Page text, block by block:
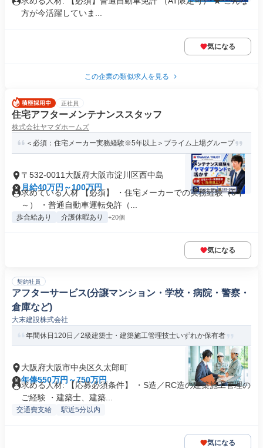
方が今活躍していま...
気になる
この企業の類似求人を見る
正社員
住宅アフターメンテナンススタッフ
株式会社ヤマダホームズ
＜必須：住宅メーカー実務経験※5年以上＞プライム上場グループ
〒532-0011大阪府大阪市淀川区西中島
月給40万円～100万円
求めている人材 【必須】 ・住宅メーカーでの実務経験（5年
～） ・普通自動車運転免許（...
歩合給あり 介護休暇あり +20個
気になる
契約社員
アフターサービス(分譲マンション・学校・病院・警察・
倉庫など)
大末建設株式会社
年間休日120日／2級建築士・建築施工管理技士いずれか保有者
大阪府大阪市中央区久太郎町
年俸550万円～750万円
求める人材: 【応募必須条件】 ・S造／RC造の建築施工管理の
ご経験 ・建築士、建築...
交通費支給 駅近5分以内
気になる